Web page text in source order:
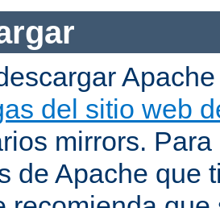
del sitio web
mirrors.
de Apache que